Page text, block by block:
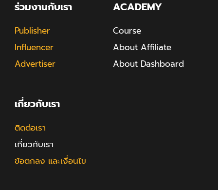
ร่วมงานกับเรา
Publisher
Influencer
Advertiser
ACADEMY
Course
About Affiliate
About Dashboard
เกี่ยวกับเรา
ติดต่อเรา
เกี่ยวกับเรา
ข้อตกลง และเงื่อนไข